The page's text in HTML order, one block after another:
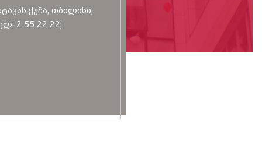
ქუჩა, თბილისი,
2 55 22 22;